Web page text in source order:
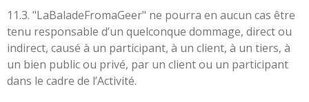
11.3. "LaBaladeFromaGeer" ne pourra en aucun cas être
tenu responsable d’un quelconque dommage, direct ou
indirect, causé à un participant, à un client, à un tiers, à
un bien public ou privé, par un client ou un participant
dans le cadre de l’Activité.